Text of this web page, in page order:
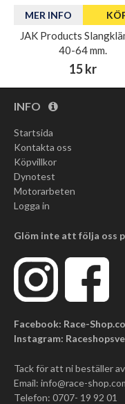
MER INFO
JAK Products
40-64 mm.
15 kr
INFO
Startsida
Kontakta oss
Köpvillkor
Dynotest
Motorarbeten
Logga in
Glöm inte att följa oss
Facebook: Race-
Instagram:
Tack för att ni beställer
Email: info@race-
Telefon: 0707- 19 92 01